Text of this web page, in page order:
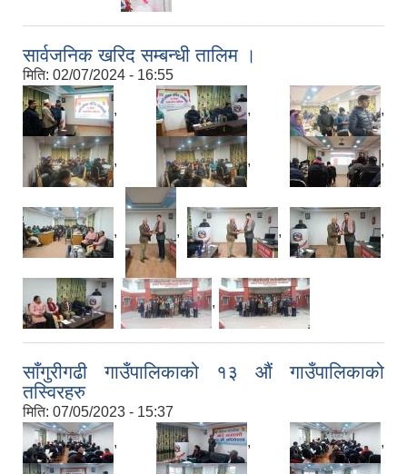
सार्वजनिक खरिद सम्बन्धी तालिम ।
मिति: 02/07/2024 - 16:55
, , ,
, , ,
, , , ,
, ,
साँगुरीगढी गाउँपालिकाको १३ औं गाउँपालिकाको
तस्विरहरु
मिति: 07/05/2023 - 15:37
,
, ,